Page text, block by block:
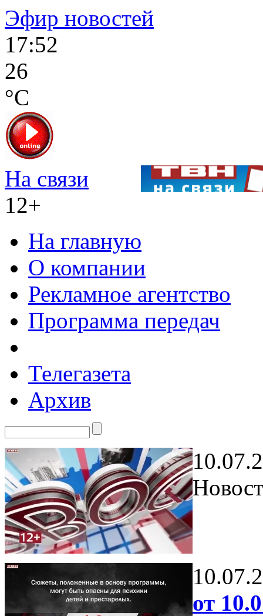
Эфир новостей
17:52
26
°C
На связи
12+
На главную
О компании
Рекламное агентство
Программа передач
Телегазета
Архив
от